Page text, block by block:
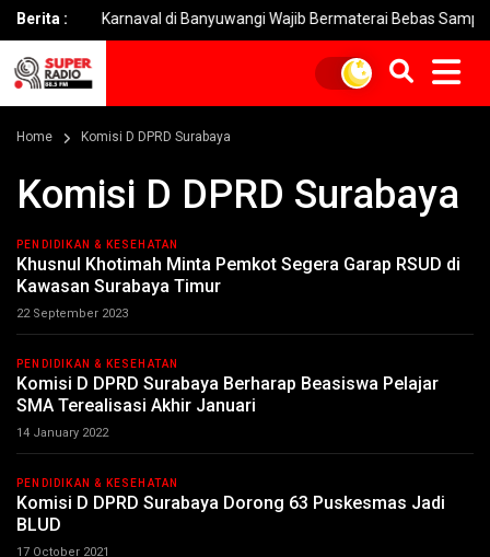
Berita :Karnaval di Banyuwangi Wajib Bermaterai Bebas Sampah
Home Komisi D DPRD Surabaya
Komisi D DPRD Surabaya
PENDIDIKAN & KESEHATAN
Khusnul Khotimah Minta Pemkot Segera Garap RSUD di
Kawasan Surabaya Timur
22 September 2023
PENDIDIKAN & KESEHATAN
Komisi D DPRD Surabaya Berharap Beasiswa Pelajar
SMA Terealisasi Akhir Januari
14 January 2022
PENDIDIKAN & KESEHATAN
Komisi D DPRD Surabaya Dorong 63 Puskesmas Jadi
BLUD
17 October 2021